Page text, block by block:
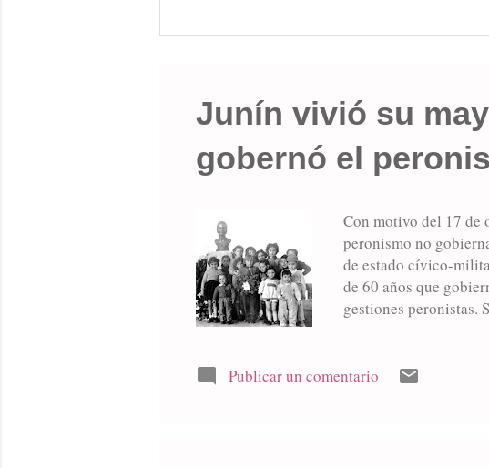
Junín vivió su
gobernó el
Con motivo del 17 de
peronismo no
de estado cívico-
de 60 años que
gestiones peronistas.
interpartidarias con
Publicar un comentario